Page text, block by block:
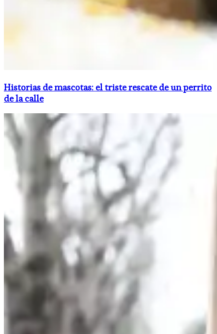
Historias de mascotas: el triste rescate de un perrito
de la calle